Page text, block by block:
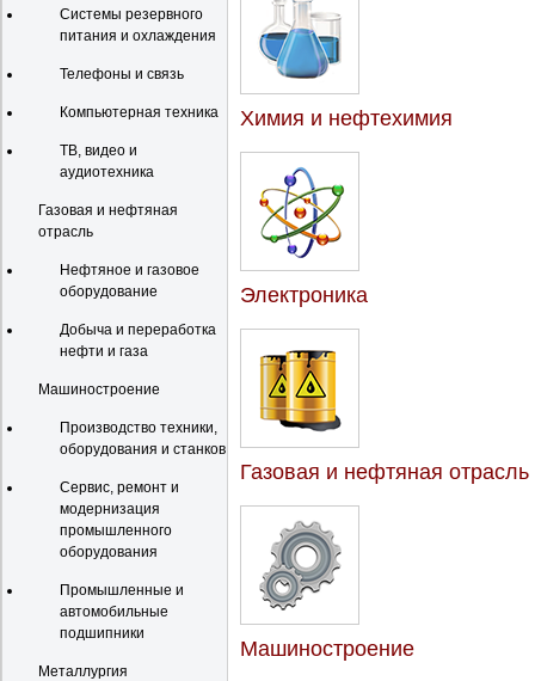
Системы резервного
питания и охлаждения
Телефоны и связь
Компьютерная техника
ТВ, видео и
аудиотехника
Газовая и нефтяная
отрасль
Нефтяное и газовое
оборудование
Добыча и переработка
нефти и газа
Машиностроение
Производство техники,
оборудования и станков
Сервис, ремонт и
модернизация
промышленного
оборудования
Промышленные и
автомобильные
подшипники
Металлургия
Химия и нефтехимия
Электроника
Газовая и нефтяная отрасль
Машиностроение